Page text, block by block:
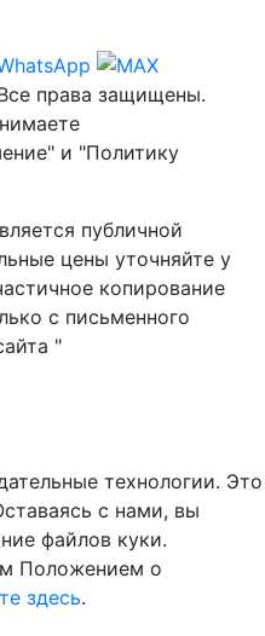
права защищены.
и "Политику
публичной
цены уточняйте у
копирование
с письменного
"
технологии. Это
с нами, вы
файлов куки.
Положением о
здесь.